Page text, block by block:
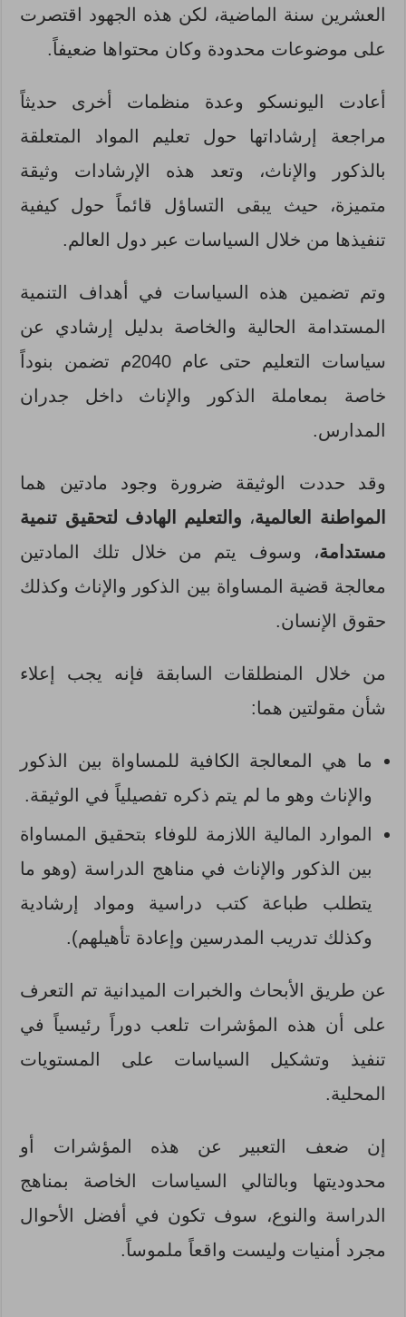
العشرين سنة الماضية، لكن هذه الجهود اقتصرت
على موضوعات محدودة وكان محتواها ضعيفاً.
أعادت اليونسكو وعدة منظمات أخرى حديثاً
مراجعة إرشاداتها حول تعليم المواد المتعلقة
بالذكور والإناث، وتعد هذه الإرشادات وثيقة
متميزة، حيث يبقى التساؤل قائماً حول كيفية
تنفيذها من خلال السياسات عبر دول العالم.
وتم تضمين هذه السياسات في أهداف التنمية
المستدامة الحالية والخاصة بدليل إرشادي عن
سياسات التعليم حتى عام 2040م تضمن بنوداً
خاصة بمعاملة الذكور والإناث داخل جدران
المدارس.
وقد حددت الوثيقة ضرورة وجود مادتين هما
المواطنة العالمية، والتعليم الهادف لتحقيق تنمية
مستدامة، وسوف يتم من خلال تلك المادتين
معالجة قضية المساواة بين الذكور والإناث وكذلك
حقوق الإنسان.
من خلال المنطلقات السابقة فإنه يجب إعلاء
شأن مقولتين هما:
ما هي المعالجة الكافية للمساواة بين الذكور
والإناث وهو ما لم يتم ذكره تفصيلياً في الوثيقة.
الموارد المالية اللازمة للوفاء بتحقيق المساواة
بين الذكور والإناث في مناهج الدراسة (وهو ما
يتطلب طباعة كتب دراسية ومواد إرشادية
وكذلك تدريب المدرسين وإعادة تأهيلهم).
عن طريق الأبحاث والخبرات الميدانية تم التعرف
على أن هذه المؤشرات تلعب دوراً رئيسياً في
تنفيذ وتشكيل السياسات على المستويات
المحلية.
إن ضعف التعبير عن هذه المؤشرات أو
محدوديتها وبالتالي السياسات الخاصة بمناهج
الدراسة والنوع، سوف تكون في أفضل الأحوال
مجرد أمنيات وليست واقعاً ملموساً.